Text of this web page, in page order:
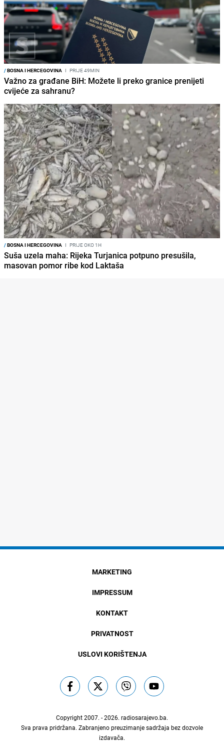
/BOSNA I HERCEGOVINA I PRIJE 49MIN
Važno za građane BiH: Možete li preko granice prenijeti
cvijeće za sahranu?
/BOSNA I HERCEGOVINA I PRIJE OKO 1H
Suša uzela maha: Rijeka Turjanica potpuno presušila,
masovan pomor ribe kod Laktaša
MARKETING
IMPRESSUM
KONTAKT
PRIVATNOST
USLOVI KORIŠTENJA
Copyright 2007. - 2026. radiosarajevo.ba.
Sva prava pridržana. Zabranjeno preuzimanje sadržaja bez dozvole
izdavača.